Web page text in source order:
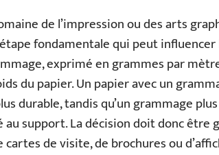
de l’impression ou des arts
fondamentale qui peut
exprimé en grammes par
du papier. Un papier avec un
durable, tandis qu’un grammage
support. La décision doit donc être
cartes de visite, de brochures ou